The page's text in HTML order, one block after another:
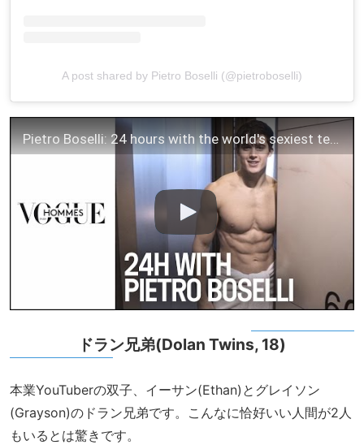
A post shared by Pietro Boselli (@pietroboselli)
Pietro Boselli: 24 hours with the world's sexiest teacher and model at Fashion week | Vogue Hommes
ドラン兄弟(Dolan Twins, 18)
本業YouTuberの双子、イーサン(Ethan)とグレイソン
(Grayson)のドラン兄弟です。こんなに恰好いい人間が2人
もいるとは驚きです。